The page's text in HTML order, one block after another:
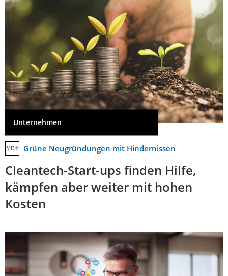
Unternehmen
Grüne Neugründungen mit Hindernissen
Cleantech-Start-ups finden Hilfe,
kämpfen aber weiter mit hohen
Kosten